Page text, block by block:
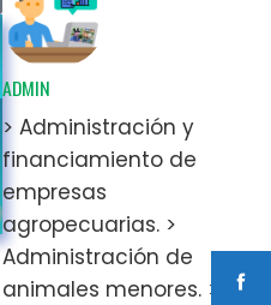
ADMIN
> Administración y
financiamiento de
empresas
agropecuarias. >
Administración de
animales menores. >